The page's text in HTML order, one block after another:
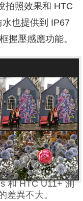
拍照效果和 HTC
也提供到 IP67
握壓感應功能。
和 HTC U11+ 測
差異不大。